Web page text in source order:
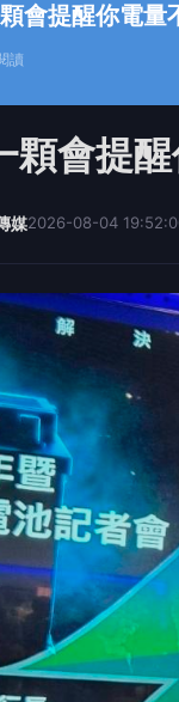
會提醒你電量
讀
顆會提
媒2026-08-04